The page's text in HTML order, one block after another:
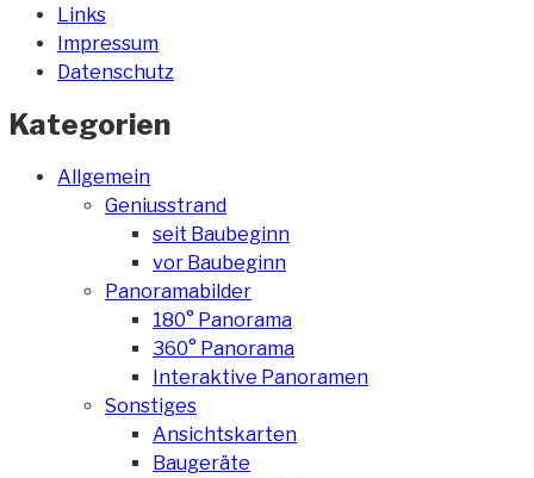
Links
Impressum
Datenschutz
Kategorien
Allgemein
Geniusstrand
seit Baubeginn
vor Baubeginn
Panoramabilder
180° Panorama
360° Panorama
Interaktive Panoramen
Sonstiges
Ansichtskarten
Baugeräte